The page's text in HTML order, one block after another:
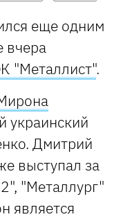
еще одним
вчера
"Металлист".
украинский
Дмитрий
выступал за
"Металлург"
является